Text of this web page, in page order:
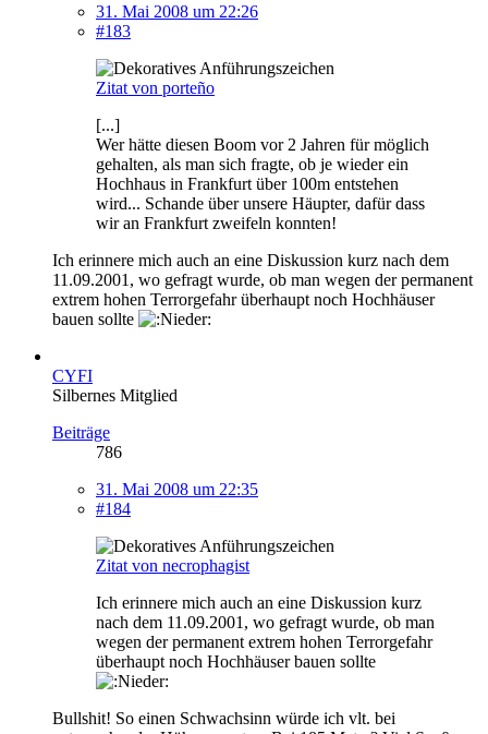
31. Mai 2008 um 22:26
#183
Zitat von porteño
[...]
Wer hätte diesen Boom vor 2 Jahren für möglich
gehalten, als man sich fragte, ob je wieder ein
Hochhaus in Frankfurt über 100m entstehen
wird... Schande über unsere Häupter, dafür dass
wir an Frankfurt zweifeln konnten!
Ich erinnere mich auch an eine Diskussion kurz nach dem
11.09.2001, wo gefragt wurde, ob man wegen der permanent
extrem hohen Terrorgefahr überhaupt noch Hochhäuser
bauen sollte
CYFI
Silbernes Mitglied
Beiträge
786
31. Mai 2008 um 22:35
#184
Zitat von necrophagist
Ich erinnere mich auch an eine Diskussion kurz
nach dem 11.09.2001, wo gefragt wurde, ob man
wegen der permanent extrem hohen Terrorgefahr
überhaupt noch Hochhäuser bauen sollte
Bullshit! So einen Schwachsinn würde ich vlt. bei